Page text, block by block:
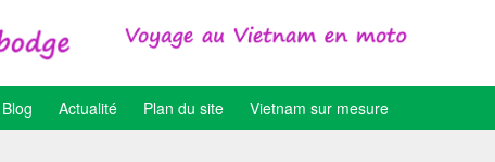
Blog Actualité Plan du site Vietnam sur mesure